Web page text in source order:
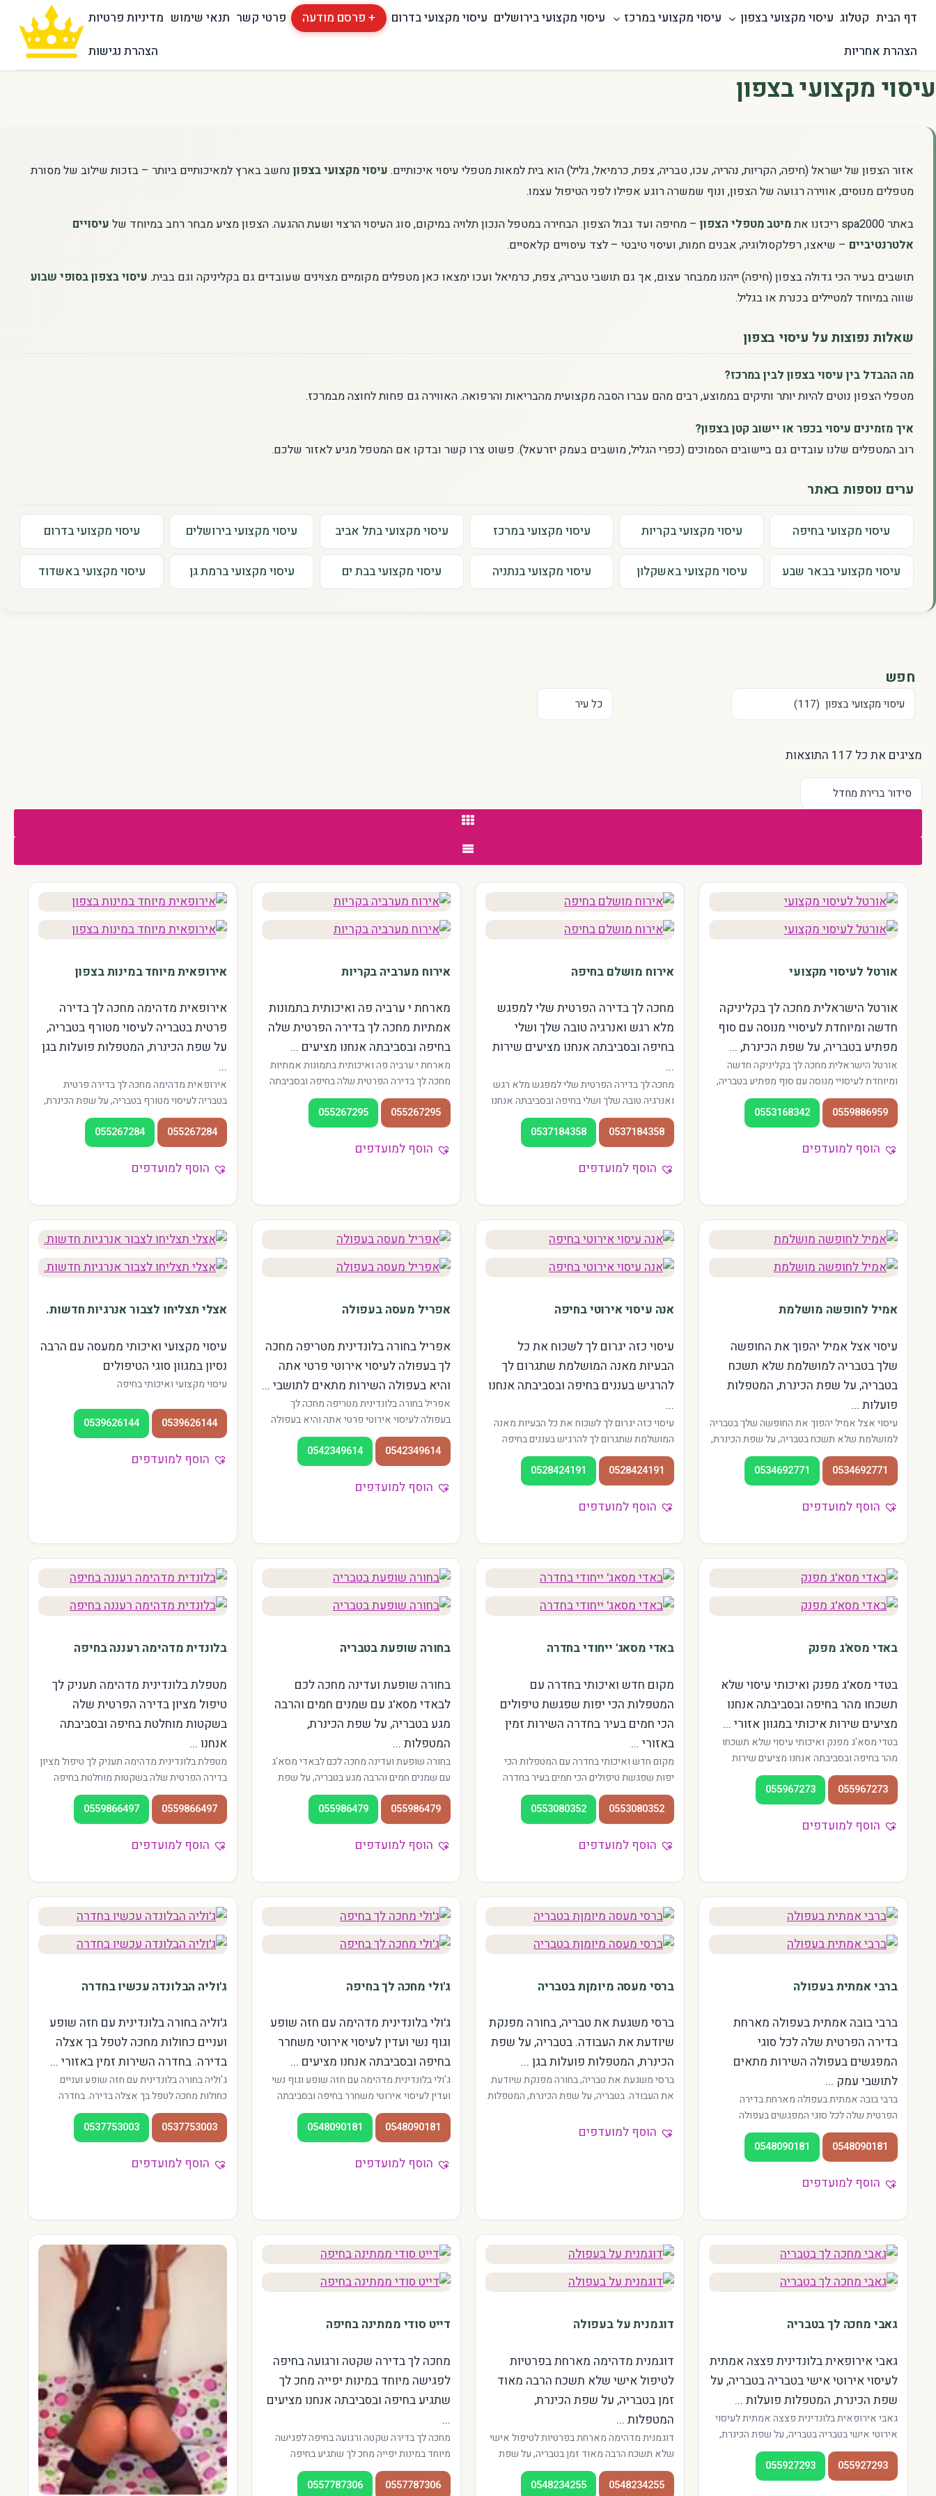
content
דף הבית קטלוג עיסוי מקצועי בצפון עיסוי מקצועי במרכז עיסוי מקצועי בירושלים עיסוי מקצועי בדרום + פרסם מודעה פרטי קשר תנאי שימוש מדיניות פרטיות
הצהרת אחריות
הצהרת נגישות
עיסוי מקצועי בצפון
אזור הצפון של ישראל (חיפה, הקריות, נהריה, עכו, טבריה, צפת, כרמיאל, גליל) הוא בית למאות מטפלי עיסוי איכותיים. עיסוי מקצועי בצפון נחשב בארץ למאיכותיים ביותר – בזכות שילוב של מסורת
מטפלים מנוסים, אווירה רגועה של הצפון, ונוף שמשרה רוגע אפילו לפני הטיפול עצמו.
באתר spa2000 ריכזנו את
מיטב מטפלי הצפון – מחיפה ועד גבול הצפון. הבחירה במטפל הנכון תלויה במיקום, סוג העיסוי הרצוי ושעת ההגעה. הצפון מציע מבחר רחב במיוחד של עיסויים
אלטרנטיביים – שיאצו, רפלקסולוגיה, אבנים חמות, ועיסוי טיבטי – לצד עיסויים קלאסיים.
תושבים בעיר הכי גדולה בצפון (חיפה) ייהנו ממבחר עצום, אך גם תושבי טבריה, צפת, כרמיאל ועכו ימצאו כאן מטפלים מקומיים מצוינים שעובדים גם בקליניקה וגם בבית. עיסוי בצפון בסופי שבוע
שווה במיוחד למטיילים בכנרת או בגליל.
שאלות נפוצות על עיסוי בצפון
מה ההבדל בין עיסוי בצפון לבין במרכז?
מטפלי הצפון נוטים להיות יותר ותיקים בממוצע, רבים מהם עברו הסבה מקצועית מהבריאות והרפואה. האווירה גם פחות לחוצה מבמרכז.
איך מזמינים עיסוי בכפר או יישוב קטן בצפון?
רוב המטפלים שלנו עובדים גם ביישובים הסמוכים (כפרי הגליל, מושבים בעמק יזרעאל). פשוט צרו קשר ובדקו אם המטפל מגיע לאזור שלכם.
ערים נוספות באתר
עיסוי מקצועי בחיפה עיסוי מקצועי בקריות עיסוי מקצועי במרכז עיסוי מקצועי בתל אביב עיסוי מקצועי בירושלים עיסוי מקצועי בדרום
עיסוי מקצועי בבאר שבע עיסוי מקצועי באשקלון עיסוי מקצועי בנתניה עיסוי מקצועי בבת ים עיסוי מקצועי ברמת גן עיסוי מקצועי באשדוד
חפש
מציגים את כל ⁦117⁩ התוצאות
אורטל לעיסוי מקצועי
אורטל הישראלית מחכה לך בקליניקה
חדשה ומיוחדת לעיסויי מנוסה עם סוף
מפתיע בטבריה, על שפת הכינרת, ...
אורטל הישראלית מחכה לך בקליניקה חדשה
ומיוחדת לעיסויי מנוסה עם סוף מפתיע בטבריה,
על שפת הכינרת, המטפלות פועלות בגן השלושה
ובמרכז העיר. אווירה צפונית רגועה, מתאים גם
לחיילים בחופשה ולתיירים בכינרת.
0559886959
0553168342
הוסף למועדפים
אירוח מושלם בחיפה
מחכה לך בדירה הפרטית שלי למפגש
מלא רגש ואנרגיה טובה שלך ושלי
בחיפה ובסביבתה אנחנו מציעים שירות
...
מחכה לך בדירה הפרטית שלי למפגש מלא רגש
ואנרגיה טובה שלך ושלי בחיפה ובסביבתה אנחנו
מציעים שירות איכותי במגוון אזורי העיר — מהדר
ועד הכרמל. המטפלות מנוסות, האווירה רגועה,
והכניסה תמיד פרטית. מתאים גם לתושבי הקריות
והאזור.
0537184358
0537184358
הוסף למועדפים
אירוח מערביה בקריות
מארחת י ערביה פה ואיכותית בתמונות
אמתיות מחכה לך בדירה הפרטית שלה
בחיפה ובסביבתה אנחנו מציעים ...
מארחת י ערביה פה ואיכותית בתמונות אמתיות
מחכה לך בדירה הפרטית שלה בחיפה ובסביבתה
אנחנו מציעים שירות איכותי במגוון אזורי העיר —
מהדר ועד הכרמל. המטפלות מנוסות, האווירה
רגועה, והכניסה תמיד פרטית. מתאים גם לתושבי
הקריות והאזור.
055267295
055267295
הוסף למועדפים
אירופאית מיוחד במינות בצפון
אירופאית מדהימה מחכה לך בדירה
פרטית בטבריה לעיסוי מטורף בטבריה,
על שפת הכינרת, המטפלות פועלות בגן
...
אירופאית מדהימה מחכה לך בדירה פרטית
בטבריה לעיסוי מטורף בטבריה, על שפת הכינרת,
המטפלות פועלות בגן השלושה ובמרכז העיר.
אווירה צפונית רגועה, מתאים גם לחיילים
בחופשה ולתיירים בכינרת.
055267284
055267284
הוסף למועדפים
אמיל לחופשה מושלמת
עיסוי אצל אמיל יהפוך את החופשה
שלך בטבריה למושלמת שלא תשכח
בטבריה, על שפת הכינרת, המטפלות
פועלות ...
עיסוי אצל אמיל יהפוך את החופשה שלך בטבריה
למושלמת שלא תשכח בטבריה, על שפת הכינרת,
המטפלות פועלות בגן השלושה ובמרכז העיר.
אווירה צפונית רגועה, מתאים גם לחיילים
בחופשה ולתיירים בכינרת.
0534692771
0534692771
הוסף למועדפים
אנה עיסוי אירוטי בחיפה
עיסוי כזה יגרום לך לשכוח את כל
הבעיות מאנה המושלמת שתגרום לך
להרגיש בעננים בחיפה ובסביבתה אנחנו
...
עיסוי כזה יגרום לך לשכוח את כל הבעיות מאנה
המושלמת שתגרום לך להרגיש בעננים בחיפה
ובסביבתה אנחנו מציעים שירות איכותי במגוון
אזורי העיר — מהדר ועד הכרמל. המטפלות
מנוסות, האווירה רגועה, והכניסה תמיד פרטית.
מתאים גם לתושבי הקריות והאזור.
0528424191
0528424191
הוסף למועדפים
אפריל מעסה בעפולה
אפריל בחורה בלונדינית מטריפה מחכה
לך בעפולה לעיסוי אירוטי פרטי אתה
והיא בעפולה השירות מתאים לתושבי ...
אפריל בחורה בלונדינית מטריפה מחכה לך
בעפולה לעיסוי אירוטי פרטי אתה והיא בעפולה
השירות מתאים לתושבי עמק יזרעאל, נצרת,
ולקיבוצי האזור. מטפלות מנוסות בגבעת המורה
ורמת יזרעאל. אווירה רגועה, מחירים הוגנים.
0542349614
0542349614
הוסף למועדפים
עפולה
אצלי תצליחו לצבור אנרגיות חדשות.
עיסוי מקצועי ואיכותי ממעסה עם הרבה
נסיון במגוון סוגי הטיפולים
עיסוי מקצועי ואיכותי בחיפה
0539626144
0539626144
הוסף למועדפים
באדי מסא'ג מפנק
בטדי מסא'ג מפנק ואיכותי עיסוי שלא
תשכחו מהר בחיפה ובסביבתה אנחנו
מציעים שירות איכותי במגוון אזורי ...
בטדי מסא'ג מפנק ואיכותי עיסוי שלא תשכחו
מהר בחיפה ובסביבתה אנחנו מציעים שירות
איכותי במגוון אזורי העיר — מהדר ועד הכרמל.
המטפלות מנוסות, האווירה רגועה, והכניסה תמיד
פרטית. מתאים גם לתושבי הקריות והאזור.
055967273
055967273
הוסף למועדפים
באדי מסאג' ייחודי בחדרה
מקום חדש ואיכותי בחדרה עם
המטפלות הכי יפות שפגשת טיפולים
הכי חמים בעיר בחדרה השירות זמין
באזורי ...
מקום חדש ואיכותי בחדרה עם המטפלות הכי
יפות שפגשת טיפולים הכי חמים בעיר בחדרה
השירות זמין באזורי פרדס חנה, גבעת אולגה
והמרכז. גישה נוחה גם מהשרון וגם מהצפון.
מטפלות מקצועיות בסגנונות מגוונים.
0553080352
0553080352
הוסף למועדפים
בחורה שופעת בטבריה
בחורה שופעת ועדינה מחכה לכם
לבאדי מסא'ג עם שמנים חמים והרבה
מגע בטבריה, על שפת הכינרת,
המטפלות ...
בחורה שופעת ועדינה מחכה לכם לבאדי מסא'ג
עם שמנים חמים והרבה מגע בטבריה, על שפת
הכינרת, המטפלות פועלות בגן השלושה ובמרכז
העיר. אווירה צפונית רגועה, מתאים גם לחיילים
בחופשה ולתיירים בכינרת.
055986479
055986479
הוסף למועדפים
בלונדית מדהימה רעננה בחיפה
מטפלת בלונדינית מדהימה תעניק לך
טיפול מציון בדירה הפרטית שלה
בשקטות מוחלטת בחיפה ובסביבתה
אנחנו ...
מטפלת בלונדינית מדהימה תעניק לך טיפול מציון
בדירה הפרטית שלה בשקטות מוחלטת בחיפה
ובסביבתה אנחנו מציעים שירות איכותי במגוון
אזורי העיר — מהדר ועד הכרמל. המטפלות
מנוסות, האווירה רגועה, והכניסה תמיד פרטית.
מתאים גם לתושבי הקריות והאזור.
0559866497
0559866497
הוסף למועדפים
ברבי אמתית בעפולה
ברבי בובה אמתית בעפולה מארחת
בדירה הפרטית שלה לכל סוגי
המפגשים בעפולה השירות מתאים
לתושבי עמק ...
ברבי בובה אמתית בעפולה מארחת בדירה
הפרטית שלה לכל סוגי המפגשים בעפולה
השירות מתאים לתושבי עמק יזרעאל, נצרת,
ולקיבוצי האזור. מטפלות מנוסות בגבעת המורה
ורמת יזרעאל. אווירה רגועה, מחירים הוגנים.
0548090181
0548090181
הוסף למועדפים
ברסי מעסה מיומןת בטבריה
ברסי משגעת את טבריה, בחורה מפנקת
שיודעת את העבודה. בטבריה, על שפת
הכינרת, המטפלות פועלות בגן ...
ברסי משגעת את טבריה, בחורה מפנקת שיודעת
את העבודה. בטבריה, על שפת הכינרת, המטפלות
רגועה, מתאים גם לחיילים בחופשה ולתיירים
הוסף למועדפים
ג'ולי מחכה לך בחיפה
ג'ולי בלונדינית מדהימה עם חזה שופע
וגוף נשי ועדין לעיסוי אירוטי משחרר
בחיפה ובסביבתה אנחנו מציעים ...
ג'ולי בלונדינית מדהימה עם חזה שופע וגוף נשי
ועדין לעיסוי אירוטי משחרר בחיפה ובסביבתה
אנחנו מציעים שירות איכותי במגוון אזורי העיר —
מהדר ועד הכרמל. המטפלות מנוסות, האווירה
רגועה, והכניסה תמיד פרטית. מתאים גם לתושבי
הקריות והאזור.
0548090181
0548090181
הוסף למועדפים
ג'וליה הבלונדה עכשיו בחדרה
ג'וליה בחורה בלונדינית עם חזה שופע
ועניים כחולות מחכה לטפל בך אצלה
בדירה. בחדרה השירות זמין באזורי ...
ג'וליה בחורה בלונדינית עם חזה שופע ועניים
כחולות מחכה לטפל בך אצלה בדירה. בחדרה
השירות זמין באזורי פרדס חנה, גבעת אולגה
והמרכז. גישה נוחה גם מהשרון וגם מהצפון.
מטפלות מקצועיות בסגנונות מגוונים.
0537753003
0537753003
הוסף למועדפים
גאבי מחכה לך בטבריה
גאבי אירופאית בלונדינית פצצה אמתית
לעיסוי אירוטי אישי בטבריה בטבריה, על
שפת הכינרת, המטפלות פועלות ...
גאבי אירופאית בלונדינית פצצה אמתית לעיסוי
אירוטי אישי בטבריה בטבריה, על שפת הכינרת,
המטפלות פועלות בגן השלושה ובמרכז העיר.
אווירה צפונית רגועה, מתאים גם לחיילים
בחופשה ולתיירים בכינרת.
055927293
055927293
דוגמנית על בעפולה
דוגמנית מדהימה מארחת בפרטיות
לטיפול אישי שלא תשכח הרבה מאוד
זמן בטבריה, על שפת הכינרת,
המטפלות ...
דוגמנית מדהימה מארחת בפרטיות לטיפול אישי
שלא תשכח הרבה מאוד זמן בטבריה, על שפת
הכינרת, המטפלות פועלות בגן השלושה ובמרכז
העיר. אווירה צפונית רגועה, מתאים גם לחיילים
0548234255
0548234255
דייט סודי ממתינה בחיפה
מחכה לך בדירה שקטה ורגועה בחיפה
לפגישה מיוחד במינות יפייה מחכ לך
שתגיע בחיפה ובסביבתה אנחנו מציעים
...
מחכה לך בדירה שקטה ורגועה בחיפה לפגישה
מיוחד במינות יפייה מחכ לך שתגיע בחיפה
ובסביבתה אנחנו מציעים שירות איכותי במגוון
אזורי העיר — מהדר ועד הכרמל. המטפלות
0557787306
0557787306